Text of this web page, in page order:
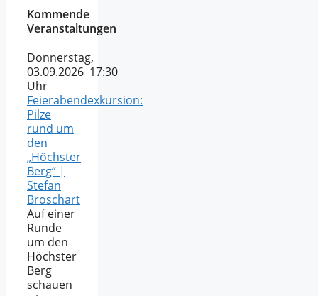
Kommende
Veranstaltungen
Donnerstag,
03.09.2026 17:30
Uhr
Feierabendexkursion:
Pilze
rund um
den
„Höchster
Berg“ |
Stefan
Broschart
Auf einer
Runde
um den
Höchster
Berg
schauen